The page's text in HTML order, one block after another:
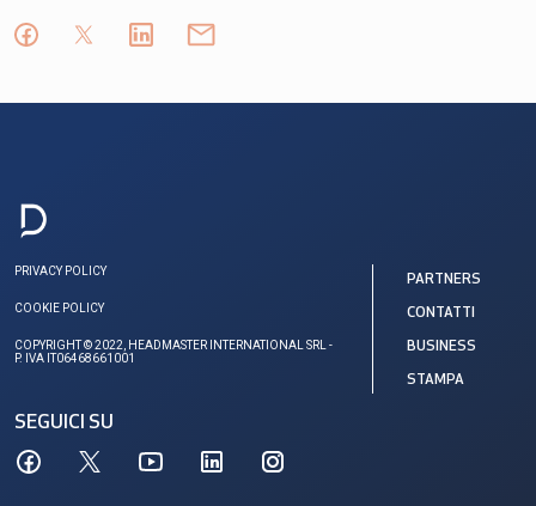
PRIVACY POLICY
COOKIE POLICY
COPYRIGHT © 2022, HEADMASTER INTERNATIONAL SRL -
P. IVA IT06468661001
SEGUICI SU
PARTNERS
CONTATTI
BUSINESS
STAMPA